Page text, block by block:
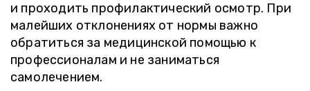
и проходить профилактический осмотр. При
малейших отклонениях от нормы важно
обратиться за медицинской помощью к
профессионалам и не заниматься
самолечением.